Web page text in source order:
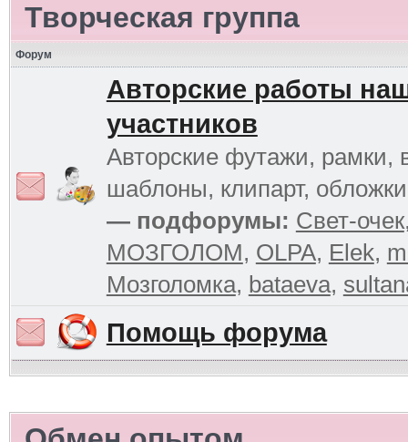
Творческая группа
Форум
Авторские работы
участников
Авторские футажи, рамки,
шаблоны, клипарт,
— подфорумы: Свет-очек
МОЗГОЛОМ, OLPA, Elek,
Мозголомка, bataeva,
Помощь форума